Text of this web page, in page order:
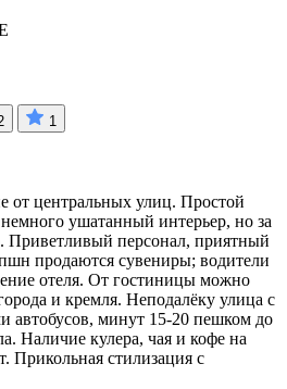
1
от центральных улиц. Простой
ушатанный интерьер, но за
Приветливый персонал, приятный
продаются сувениры; водители
отеля. От гостиницы можно
и кремля. Неподалёку улица с
автобусов, минут 15-20 пешком до
Наличие кулера, чая и кофе на
Прикольная стилизация с